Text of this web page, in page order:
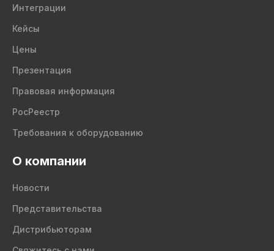
Интеграции
Кейсы
Цены
Презентация
Правовая информация
РосРеестр
Требования к оборудованию
О компании
Новости
Представительства
Дистрибьюторам